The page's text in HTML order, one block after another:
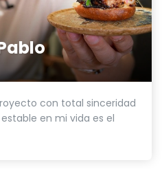
con total sinceridad
en mi vida es el